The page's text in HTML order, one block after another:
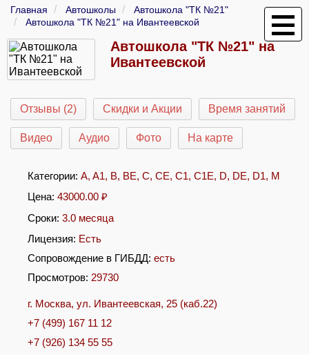
Главная Автошколы
Автошкола "ТК №21"
Автошкола "ТК №21" на Ивантеевской
Автошкола "ТК №21" на
Ивантеевской
Отзывы (2) Скидки и Акции Время занятий
Видео Аудио Фото На карте
Категории: A, A1, B, BE, C, CE, C1, C1E, D, DE, D1, M
Цена: 43000.00 ₽
Сроки: 3.0 месяца
Лицензия: Есть
Сопровождение в ГИБДД: есть
Просмотров: 29730
г. Москва, ул. Ивантеевская, 25 (каб.22)
+7 (499) 167 11 12
+7 (926) 134 55 55